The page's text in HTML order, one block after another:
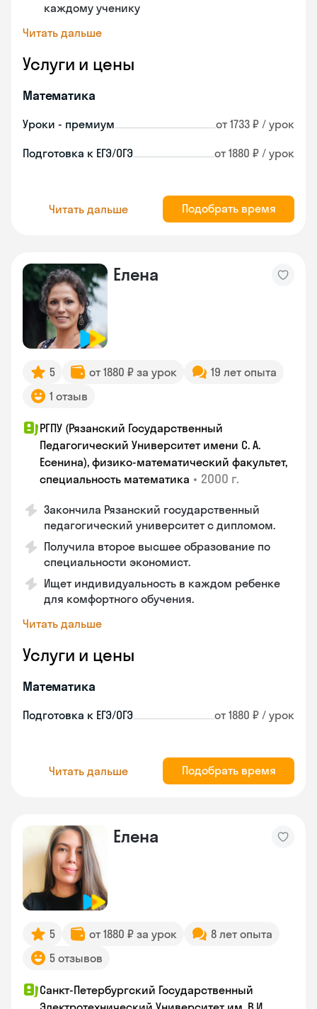
каждому ученику
Читать дальше
Услуги и цены
Математика
Уроки - премиум от 1733 ₽ / урок
Подготовка к ЕГЭ/ОГЭ от 1880 ₽ / урок
Читать дальше Подобрать время
Елена
5 от 1880 ₽ за урок
19 лет опыта
1 отзыв
РГПУ (Рязанский Государственный
Педагогический Университет имени С. А.
Есенина), физико-математический факультет,
специальность математика • 2000 г.
Закончилa Рязанский государственный
педагогический университет с дипломом.
Получила второе высшее образование по
специальности экономист.
Ищет индивидуальность в каждом ребенке
для комфортного обучения.
Читать дальше
Услуги и цены
Математика
Подготовка к ЕГЭ/ОГЭ от 1880 ₽ / урок
Читать дальше Подобрать время
Елена
5 от 1880 ₽ за урок
8 лет опыта
5 отзывов
Санкт-Петербургский Государственный